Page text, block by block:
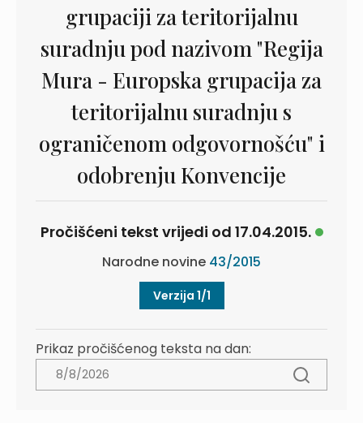
grupaciji za teritorijalnu
suradnju pod nazivom "Regija
Mura - Europska grupacija za
teritorijalnu suradnju s
ograničenom odgovornošću" i
odobrenju Konvencije
Pročišćeni tekst vrijedi od 17.04.2015.
Narodne novine 43/2015
Verzija 1/1
Prikaz pročišćenog teksta na dan: